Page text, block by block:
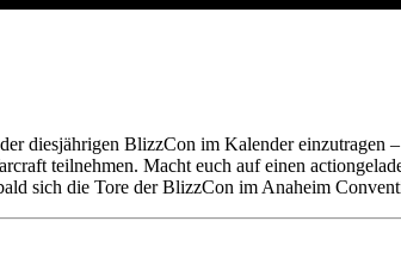
diesjährigen BlizzCon im Kalender
teilnehmen. Macht euch auf einen
sich die Tore der BlizzCon im Anaheim